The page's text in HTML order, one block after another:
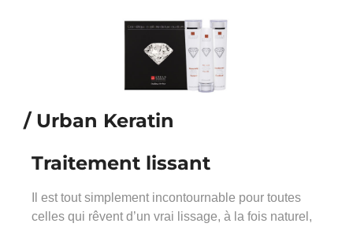
/ Urban Keratin
Traitement lissant
Il est tout simplement incontournable pour toutes
celles qui rêvent d’un vrai lissage, à la fois naturel,